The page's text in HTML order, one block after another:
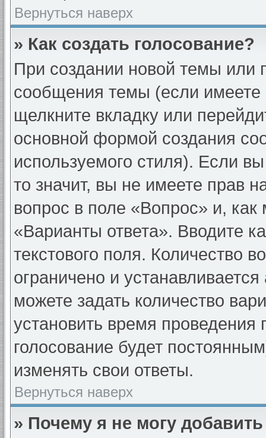
Вернуться наверх
» Как создать голосование?
При создании новой темы или
сообщения темы (если
щелкните вкладку или
основной формой создания
используемого стиля). Если
то значит, вы не имеете прав
вопрос в поле «Вопрос» и,
«Варианты ответа». Вводите
текстового поля. Количество
ограничено и
можете задать количество
установить время проведения
голосование будет
изменять свои ответы.
Вернуться наверх
» Почему я не могу